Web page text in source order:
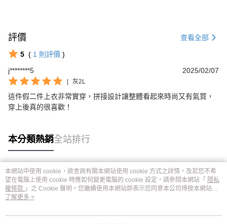
評價 查看全部
5 ( 1 則評價 )
j********5
2025/02/07
| 灰2L
這件假二件上衣非常實穿，拼接設計讓整體看起來時尚又有氣質，
穿上後真的很喜歡！
本分類熱銷全站排行
熱門標籤
本網站中使用 cookie，欲查詢有關本網站使用 cookie 方式之詳情，及若您不希
望在電腦上使用 cookie 時應如何變更電腦的 cookie 設定，請參閱本網站「 隱私
權條款 」之 Cookie 聲明。您繼續使用本網站即表示您同意本公司得按本網站使
用條款之 Cookie 聲明使用 cookie。
了解更多 >